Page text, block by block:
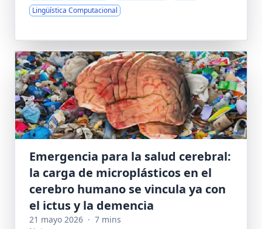
Lingüística Computacional
Emergencia para la salud cerebral:
la carga de microplásticos en el
cerebro humano se vincula ya con
el ictus y la demencia
21 mayo 2026 · 7 mins